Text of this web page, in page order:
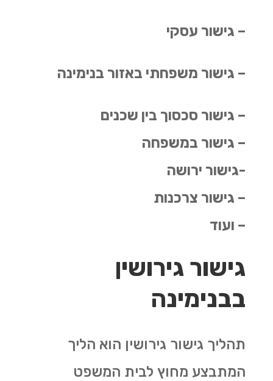
– גישור עסקי
– גישור משפחתי באזור בנימינה
– גישור סכסוך בין שכנים
– גישור במשפחה
-גישור ירושה
– גישור צרכנות
– ועוד
גישור גירושין
בבנימינה
תהליך גישור גירושין הוא הליך
המתבצע מחוץ לבית המשפט